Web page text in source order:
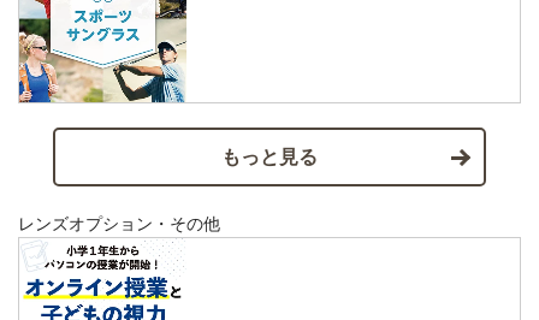
もっと見る
レンズオプション・その他